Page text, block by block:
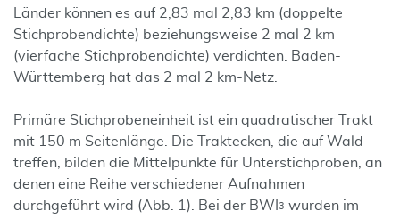
Länder können es auf 2,83 mal 2,83 km (doppelte
Stichprobendichte) beziehungsweise 2 mal 2 km
(vierfache Stichprobendichte) verdichten. Baden-
Württemberg hat das 2 mal 2 km-Netz.
Primäre Stichprobeneinheit ist ein quadratischer Trakt
mit 150 m Seitenlänge. Die Traktecken, die auf Wald
treffen, bilden die Mittelpunkte für Unterstichproben, an
denen eine Reihe verschiedener Aufnahmen
durchgeführt wird (Abb. 1). Bei der BWI 3 wurden im